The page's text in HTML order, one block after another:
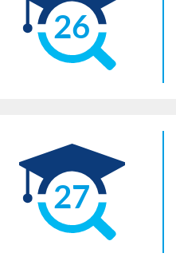
26
27